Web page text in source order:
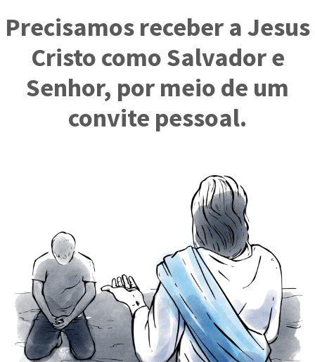
Precisamos receber a Jesus
Cristo como Salvador e
Senhor, por meio de um
convite pessoal.